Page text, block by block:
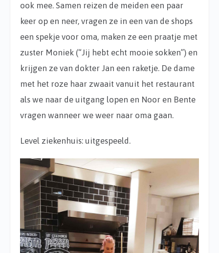
ook mee. Samen reizen de meiden een paar
keer op en neer, vragen ze in een van de shops
een spekje voor oma, maken ze een praatje met
zuster Moniek (“Jij hebt echt mooie sokken”) en
krijgen ze van dokter Jan een raketje. De dame
met het roze haar zwaait vanuit het restaurant
als we naar de uitgang lopen en Noor en Bente
vragen wanneer we weer naar oma gaan.
Level ziekenhuis: uitgespeeld.